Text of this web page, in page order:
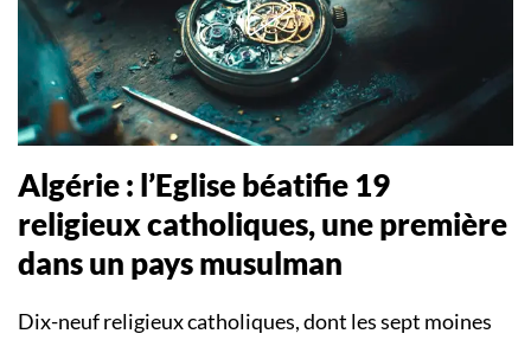
Algérie : l’Eglise béatifie 19
religieux catholiques, une première
dans un pays musulman
Dix-neuf religieux catholiques, dont les sept moines